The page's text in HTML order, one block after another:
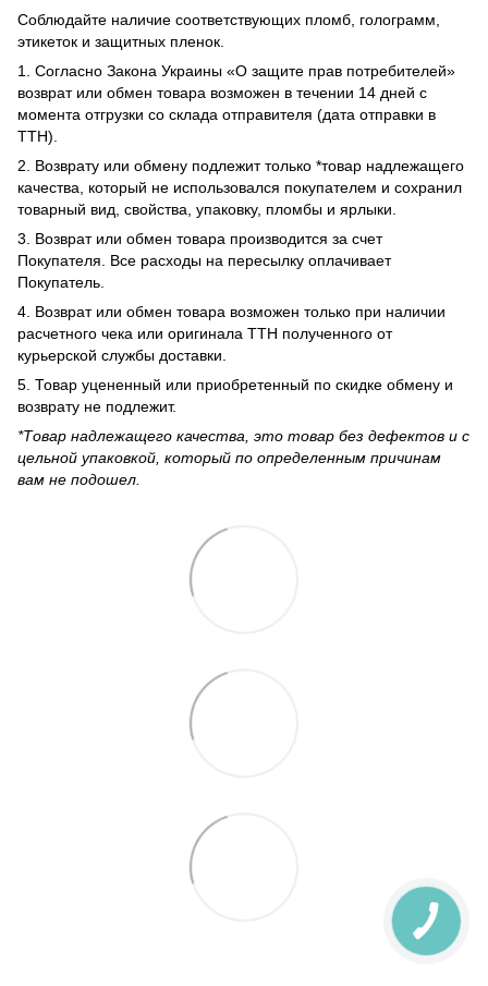
Соблюдайте наличие соответствующих пломб, голограмм,
этикеток и защитных пленок.
1. Согласно Закона Украины «О защите прав потребителей»
возврат или обмен товара возможен в течении 14 дней с
момента отгрузки со склада отправителя (дата отправки в
ТТН).
2. Возврату или обмену подлежит только *товар надлежащего
качества, который не использовался покупателем и сохранил
товарный вид, свойства, упаковку, пломбы и ярлыки.
3. Возврат или обмен товара производится за счет
Покупателя. Все расходы на пересылку оплачивает
Покупатель.
4. Возврат или обмен товара возможен только при наличии
расчетного чека или оригинала ТТН полученного от
курьерской службы доставки.
5. Товар уцененный или приобретенный по скидке обмену и
возврату не подлежит.
*Товар надлежащего качества, это товар без дефектов и с
цельной упаковкой, который по определенным причинам
вам не подошел.